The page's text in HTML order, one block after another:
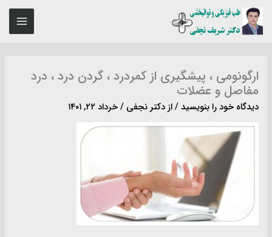
پرش
ارگونومی ، پیشگیری از کمردرد ، گردن درد ، درد
مفاصل و عضلات
دیدگاه‌ خود را بنویسید/ ازدکتر نجفی/خرداد ۲۲, ۱۴۰۱